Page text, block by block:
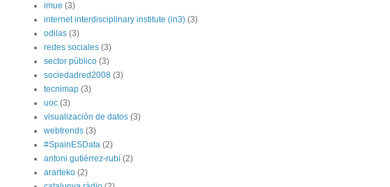
imue (3)
internet interdisciplinary institute (in3) (3)
odilas (3)
redes sociales (3)
sector público (3)
sociedadred2008 (3)
tecnimap (3)
uoc (3)
visualización de datos (3)
webtrends (3)
#SpainESData (2)
antoni gutiérrez-rubí (2)
ararteko (2)